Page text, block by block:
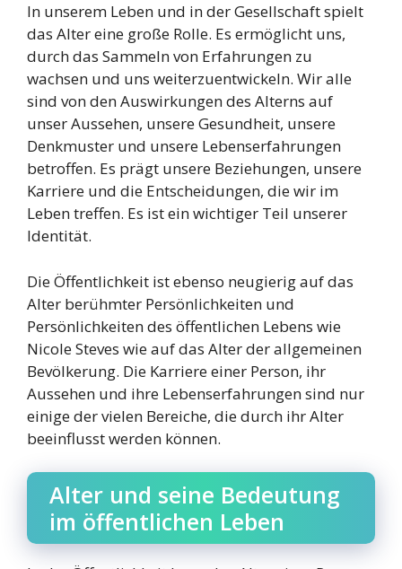
In unserem Leben und in der Gesellschaft spielt
das Alter eine große Rolle. Es ermöglicht uns,
durch das Sammeln von Erfahrungen zu
wachsen und uns weiterzuentwickeln. Wir alle
sind von den Auswirkungen des Alterns auf
unser Aussehen, unsere Gesundheit, unsere
Denkmuster und unsere Lebenserfahrungen
betroffen. Es prägt unsere Beziehungen, unsere
Karriere und die Entscheidungen, die wir im
Leben treffen. Es ist ein wichtiger Teil unserer
Identität.
Die Öffentlichkeit ist ebenso neugierig auf das
Alter berühmter Persönlichkeiten und
Persönlichkeiten des öffentlichen Lebens wie
Nicole Steves wie auf das Alter der allgemeinen
Bevölkerung. Die Karriere einer Person, ihr
Aussehen und ihre Lebenserfahrungen sind nur
einige der vielen Bereiche, die durch ihr Alter
beeinflusst werden können.
Alter und seine Bedeutung
im öffentlichen Leben